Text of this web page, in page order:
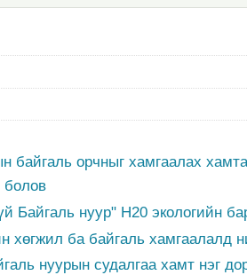
байгаль орчныг хамгаалах
Байгаль нуур" H20 экологийн
хөгжил ба байгаль хамгаалалд
нуурын судалгаа хамт нэг